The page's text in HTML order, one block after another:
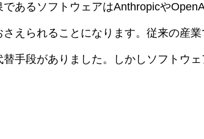
あるソフトウェアはAnthropicや
えられることになります。従来の産
手段がありました。しかしソフトウ